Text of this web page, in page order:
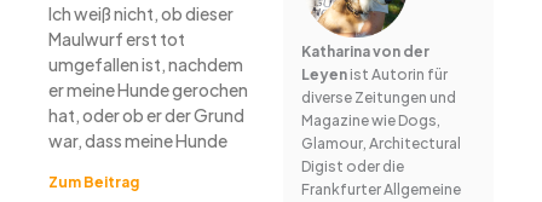
Ich weiß nicht, ob dieser
Maulwurf erst tot
umgefallen ist, nachdem
er meine Hunde gerochen
hat, oder ob er der Grund
war, dass meine Hunde
Zum Beitrag
Katharina von der
Leyenist Autorin für
diverse Zeitungen und
Magazine wie Dogs,
Glamour, Architectural
Digist oder die
Frankfurter Allgemeine